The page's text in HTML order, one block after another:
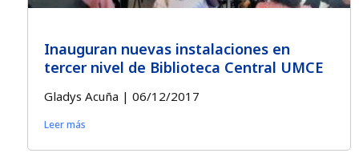
Inauguran nuevas instalaciones en
tercer nivel de Biblioteca Central UMCE
Gladys Acuña 06/12/2017
Leer más